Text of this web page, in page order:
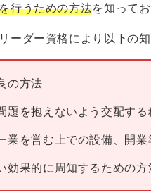
行うための方法を知って
ーダー資格により以下の知
の方法
題を抱えないよう交配す
業を営む上での設備、開業
効果的に周知するための方